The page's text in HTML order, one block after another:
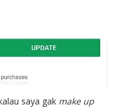
saya gak make up